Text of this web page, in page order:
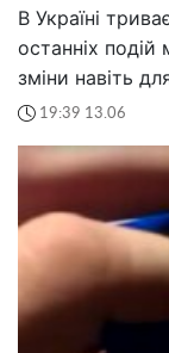
В Україні
останніх
зміни навіть
19:39 13.06